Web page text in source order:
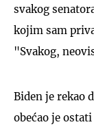
svakog
kojim sam
"Svakog,
Biden je rekao
obećao je